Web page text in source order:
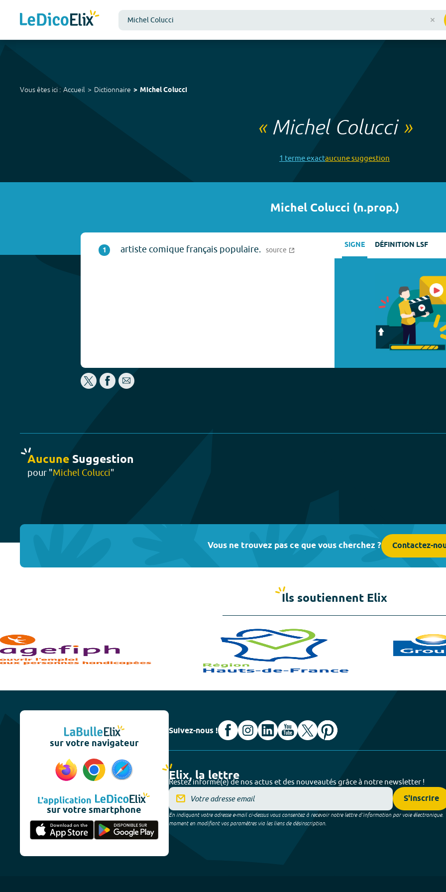
Vous êtes ici : Accueil Dictionnaire Michel Colucci
« Michel Colucci»
1 termeexactaucunesuggestion
Michel Colucci (n.prop.)
1 artiste comique français populaire. source SIGNE DÉFINITION LSF
Aucune Suggestion
pour "Michel Colucci"
Vous ne trouvez pas ce que vous cherchez ? Contactez-
Ils soutiennent Elix
sur votre navigateur
L'application
sur votre smartphone
Suivez-nous !
Elix, la lettre
Restez informé(e) de nos actus et des nouveautés grâce à notre newsletter !
S'inscrire
En indiquant votre adresse e-mail ci-dessus vous consentez à recevoir notre lettre d’information par voie électronique.
moment en modifiant vos paramètres via les liens de désinscription.